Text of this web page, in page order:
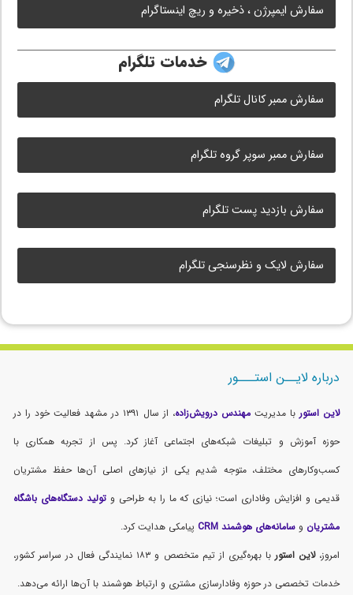
سفارش ایمپرژن ، ذخیره و ریچ اینستاگرام
خدمات تلگرام
سفارش ممبر کانال تلگرام
سفارش ممبر سوپر گروه تلگرام
سفارش بازدید پست تلگرام
سفارش لایک و نظرسنجی تلگرام